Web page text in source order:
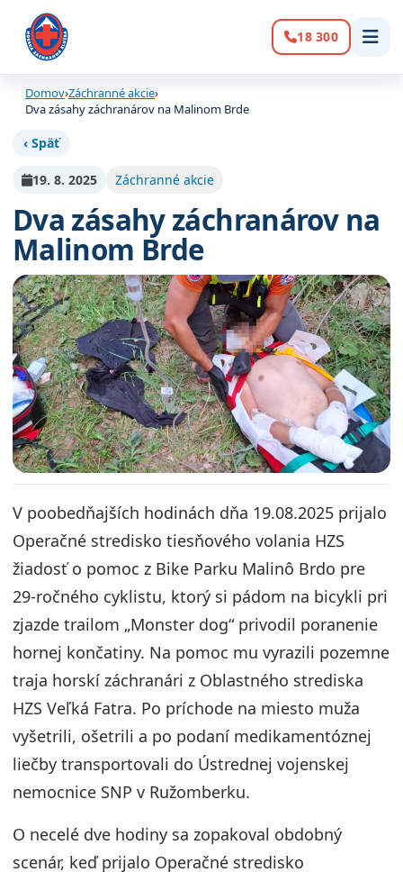
Volanie:
18 300
Domov›Záchranné akcie›
Dva zásahy záchranárov na Malinom Brde
‹ Späť
19. 8. 2025 Záchranné akcie
Dva zásahy záchranárov na
Malinom Brde
V poobedňajších hodinách dňa 19.08.2025 prijalo
Operačné stredisko tiesňového volania HZS
žiadosť o pomoc z Bike Parku Malinô Brdo pre
29-ročného cyklistu, ktorý si pádom na bicykli pri
zjazde trailom „Monster dog“ privodil poranenie
hornej končatiny. Na pomoc mu vyrazili pozemne
traja horskí záchranári z Oblastného strediska
HZS Veľká Fatra. Po príchode na miesto muža
vyšetrili, ošetrili a po podaní medikamentóznej
liečby transportovali do Ústrednej vojenskej
nemocnice SNP v Ružomberku.
O necelé dve hodiny sa zopakoval obdobný
scenár, keď prijalo Operačné stredisko